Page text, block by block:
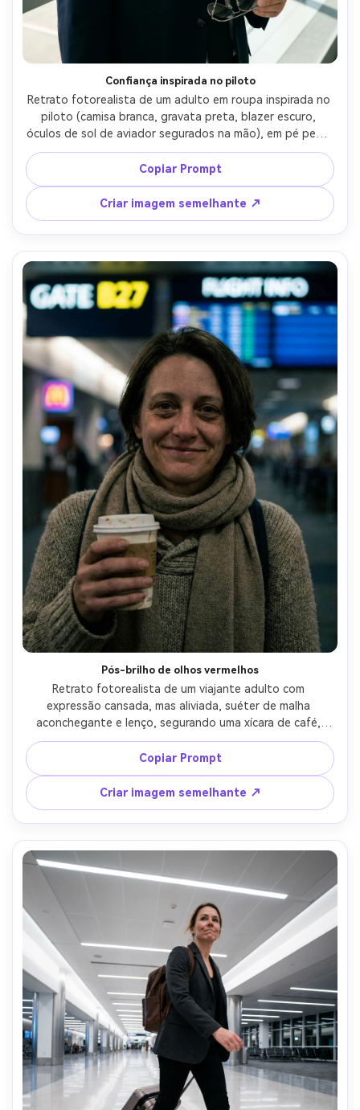
Confiança inspirada no piloto
Retrato fotorealista de um adulto em roupa inspirada no
piloto (camisa branca, gravata preta, blazer escuro,
óculos de sol de aviador segurados na mão), em pé perto
de grandes janelas do terminal com aeronaves embaçadas
atrás, luz do dia brilhante com difusão suave, Leica SL2,
75mm f/2, moldura peito-para-cima, composição
ligeiramente fora do centro, humor determinado ousado,
textura realista da pele e detalhe de estampa, reflexos
naturais, alta resolução, foco nítido, contraste editorial-
-ar 4:5
Copiar Prompt
Criar imagem semelhante ↗
Pós-brilho de olhos vermelhos
Retrato fotorealista de um viajante adulto com
expressão cansada, mas aliviada, suéter de malha
aconchegante e lenço, segurando uma xícara de café,
curso do aeroporto escuro ao amanhecer com sinalização
de neon suave borrada, luz fraca humorosa com
preenchimento suave do rosto, Sony A7S III, 50mm f/1.4,
enquadramento de close-up, profundidade de campo
rasa, humor cinematográfico íntimo, textura realista sob
os olhos, sombras naturais, alta resolução, foco nítido
nos olhos, grão cinematográfico-AR 4:5
Copiar Prompt
Criar imagem semelhante ↗